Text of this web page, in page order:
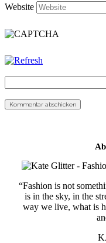
Website
“Fashion is not
is in the sky, in the
way we live, what is